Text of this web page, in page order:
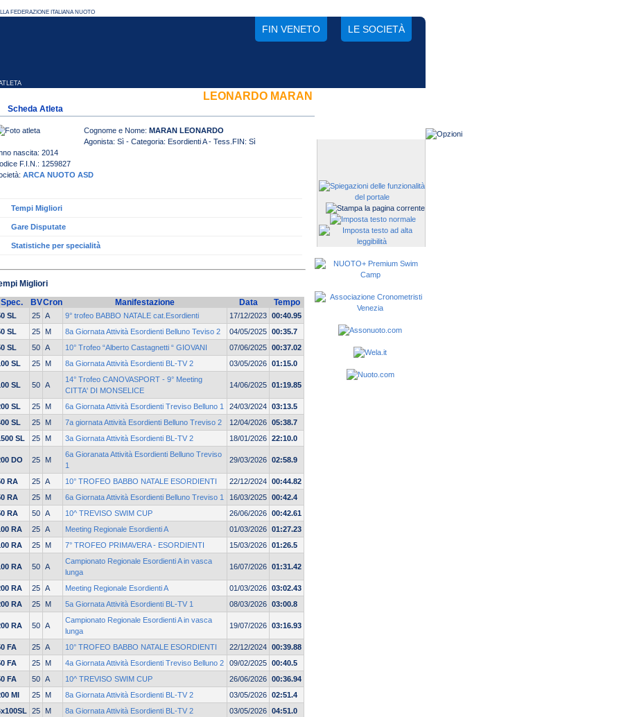
FIN VENETO LE SOCIETÀ
LEONARDO MARAN
Scheda Atleta
Cognome e Nome: MARAN LEONARDO
Agonista: Sì - Categoria: Esordienti A - Tess.FIN: Sì
nascita: 2014
F.I.N.: 1259827
ARCA NUOTO ASD
Tempi Migliori
Gare Disputate
Statistiche per specialità
Migliori
Spec.
BVCron Manifestazione Data Tempo
SL 25 A 9° trofeo BABBO NATALE cat.Esordienti 17/12/2023 00:40.95
SL
25 M 8a Giornata Attività Esordienti Belluno Teviso 2 04/05/2025 00:35.7
SL
50 A 10° Trofeo “Alberto Castagnetti “ GIOVANI 07/06/2025 00:37.02
SL
25 M 8a Giornata Attività Esordienti BL-TV 2 03/05/2026 01:15.0
SL 50 A
14° Trofeo CANOVASPORT - 9° Meeting
CITTA' DI MONSELICE
14/06/2025 01:19.85
SL 25 M 6a Giornata Attività Esordienti Treviso Belluno 1 24/03/2024 03:13.5
SL
25 M 7a giornata Attività Esordienti Belluno Treviso 2 12/04/2026 05:38.7
SL
25 M 3a Giornata Attività Esordienti BL-TV 2 18/01/2026 22:10.0
DO 25 M
6a Gioranata Attività Esordienti Belluno Treviso
1
29/03/2026 02:58.9
RA 25 A 10° TROFEO BABBO NATALE ESORDIENTI 22/12/2024 00:44.82
RA
25 M 6a Giornata Attività Esordienti Belluno Treviso 1 16/03/2025 00:42.4
RA
50 A 10^ TREVISO SWIM CUP 26/06/2026 00:42.61
RA
25 A Meeting Regionale Esordienti A 01/03/2026 01:27.23
RA
25 M 7° TROFEO PRIMAVERA - ESORDIENTI 15/03/2026 01:26.5
RA 50 A
Campionato Regionale Esordienti A in vasca
lunga
16/07/2026 01:31.42
RA 25 A Meeting Regionale Esordienti A 01/03/2026 03:02.43
RA
25 M 5a Giornata Attività Esordienti BL-TV 1 08/03/2026 03:00.8
RA 50 A
Campionato Regionale Esordienti A in vasca
lunga
19/07/2026 03:16.93
FA 25 A 10° TROFEO BABBO NATALE ESORDIENTI 22/12/2024 00:39.88
FA
25 M 4a Giornata Attività Esordienti Treviso Belluno 2 09/02/2025 00:40.5
FA
50 A 10^ TREVISO SWIM CUP 26/06/2026 00:36.94
MI
25 M 8a Giornata Attività Esordienti BL-TV 2 03/05/2026 02:51.4
25 M 8a Giornata Attività Esordienti BL-TV 2 03/05/2026 04:51.0